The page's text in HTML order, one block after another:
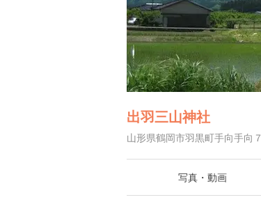
出羽三山神社
山形県鶴岡市羽黒町手向手向７
写真・動画